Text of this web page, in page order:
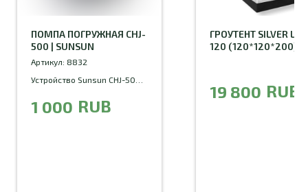
ПОМПА ПОГРУЖНАЯ CHJ-
500 | SUNSUN
Артикул: 8832
Устройство Sunsun CHJ-500
плавной регулировкой
мощности потока воды - это
1 000 RUB
ГРОУТЕНТ SILVER
120 (120*120*200) |
19 800 RUB